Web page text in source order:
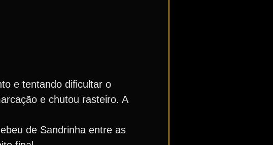
e tentando dificultar o
e chutou rasteiro. A
de Sandrinha entre as